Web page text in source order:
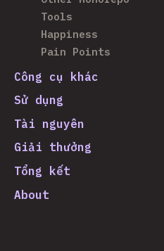
Tools
Happiness
Pain Points
Công cụ khác
Sử dụng
Tài nguyên
Giải thưởng
Tổng kết
About